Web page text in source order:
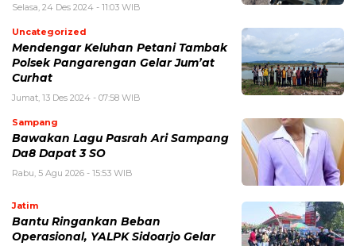
Selasa, 24 Des 2024 - 11:03 WIB
Uncategorized
Mendengar Keluhan Petani Tambak
Polsek Pangarengan Gelar Jum’at
Curhat
Jumat, 13 Des 2024 - 07:58 WIB
Sampang
Bawakan Lagu Pasrah Ari Sampang
Da8 Dapat 3 SO
Rabu, 5 Agu 2026 - 15:53 WIB
Jatim
Bantu Ringankan Beban
Operasional, YALPK Sidoarjo Gelar